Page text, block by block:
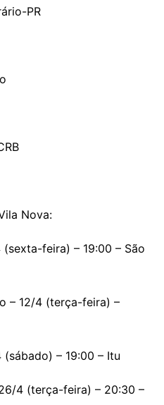
PR
Nova:
feira) – 19:00 – São
– 12/4 (terça-feira) –
– 19:00 – Itu
4 (terça-feira) – 20:30 –